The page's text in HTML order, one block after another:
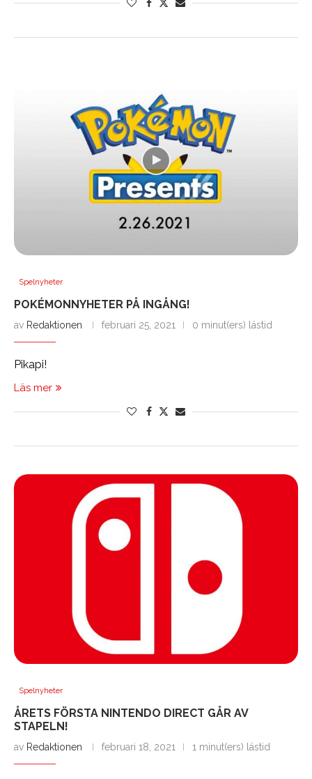
Spelnyheter
POKÉMONNYHETER PÅ INGÅNG!
av Redaktionen februari 25, 2021 0 minut(ers) lästid
Pikapi!
Läs mer
Spelnyheter
ÅRETS FÖRSTA NINTENDO DIRECT GÅR AV
STAPELN!
av Redaktionen februari 18, 2021 1 minut(ers) lästid